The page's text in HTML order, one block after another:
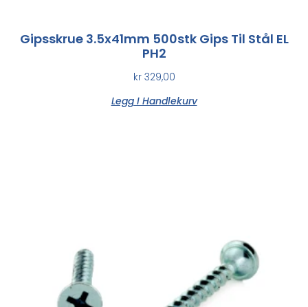
Gipsskrue 3.5x41mm 500stk Gips Til Stål EL
PH2
kr329,00
Legg I Handlekurv